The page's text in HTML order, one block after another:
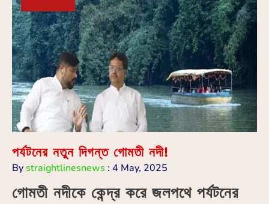
পর্যটনের নতুন দিগন্ত গোমতী নদী!
Bystraightlinesnews : 4 May, 2025
গোমতী নদীকে কেন্দ্র করে জলপথে পর্যটনের